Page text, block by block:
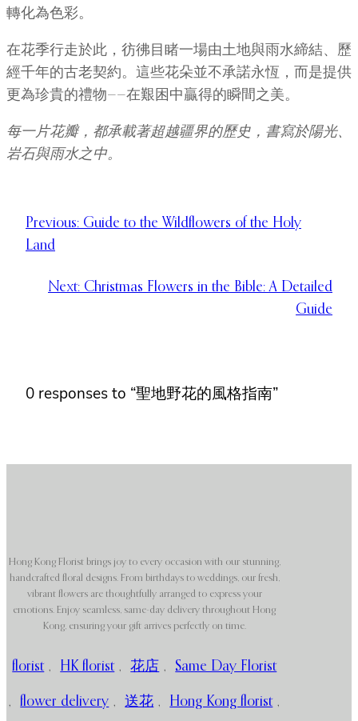
轉化為色彩。
在花季行走於此，彷彿目睹一場由土地與雨水締結、歷
經千年的古老契約。這些花朵並不承諾永恆，而是提供
更為珍貴的禮物——在艱困中贏得的瞬間之美。
每一片花瓣，都承載著超越疆界的歷史，書寫於陽光、
岩石與雨水之中。
Previous: Guide to the Wildflowers of the Holy
Land
Next: Christmas Flowers in the Bible: A Detailed
Guide
0 responses to “聖地野花的風格指南”
Hong Kong Florist brings joy to every occasion with our stunning,
handcrafted floral designs. From birthdays to weddings, our fresh,
vibrant flowers are thoughtfully arranged to express your
emotions. Enjoy seamless, same-day delivery throughout Hong
Kong, ensuring your gift arrives perfectly on time.
florist , HK florist , 花店 , Same Day Florist
, flower delivery , 送花 , Hong Kong florist ,